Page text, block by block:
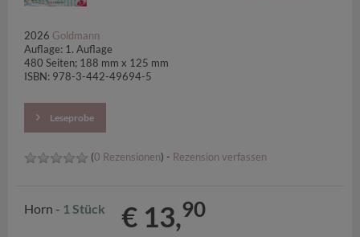
2026 Goldmann
Auflage: 1. Auflage
480 Seiten; 188 mm x 125 mm
ISBN: 978-3-442-49694-5
Leseprobe
(0 Rezensionen) - Rezension verfassen
Horn - 1 Stück € 13,90